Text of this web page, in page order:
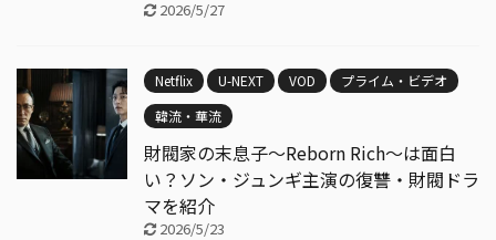
2026/5/27
Netflix U-NEXT VOD
プライム・ビデオ
韓流・華流
財閥家の末息子〜Reborn Rich〜は面白
い？ソン・ジュンギ主演の復讐・財閥ドラ
マを紹介
2026/5/23